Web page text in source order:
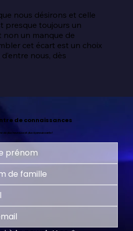
nous désirons et celle
presque toujours un
non un manque de
cet écart est un choix
nous, dès
de connaissances
plus heureuse et plus épanouissante !